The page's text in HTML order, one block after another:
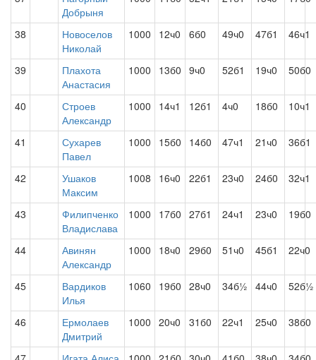
Добрыня
38
Новоселов
Николай
1000 12ч0 6б0 49ч0 47б1 46ч1
39
Плахота
Анастасия
1000 13б0 9ч0 52б1 19ч0 50б0
40
Строев
Александр
1000 14ч1 12б1 4ч0 18б0 10ч1
41
Сухарев
Павел
1000 15б0 14б0 47ч1 21ч0 36б1
42
Ушаков
Максим
1008 16ч0 22б1 23ч0 24б0 32ч1
43
Филипченко
Владислава
1000 17б0 27б1 24ч1 23ч0 19б0
44
Авинян
Александр
1000 18ч0 29б0 51ч0 45б1 22ч0
45
Вардиков
Илья
1060 19б0 28ч0 34б½ 44ч0 52б½
46
Ермолаев
Дмитрий
1000 20ч0 31б0 22ч1 25ч0 38б0